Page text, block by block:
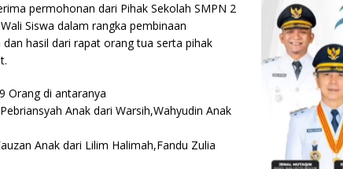
permohonan dari Pihak Sekolah SMPN 2
Siswa dalam rangka pembinaan
hasil dari rapat orang tua serta pihak
Orang di antaranya
Anak dari Warsih,Wahyudin Anak
Anak dari Lilim Halimah,Fandu Zulia